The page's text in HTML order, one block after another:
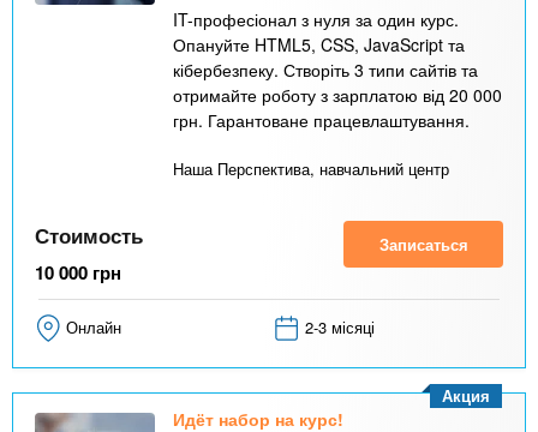
IT-професіонал з нуля за один курс.
Опануйте HTML5, CSS, JavaScript та
кібербезпеку. Створіть 3 типи сайтів та
отримайте роботу з зарплатою від 20 000
грн. Гарантоване працевлаштування.
Наша Перспектива, навчальний центр
Стоимость
10 000 грн
Записаться
Онлайн 2-3 місяці
Идёт набор на курс!
Акция